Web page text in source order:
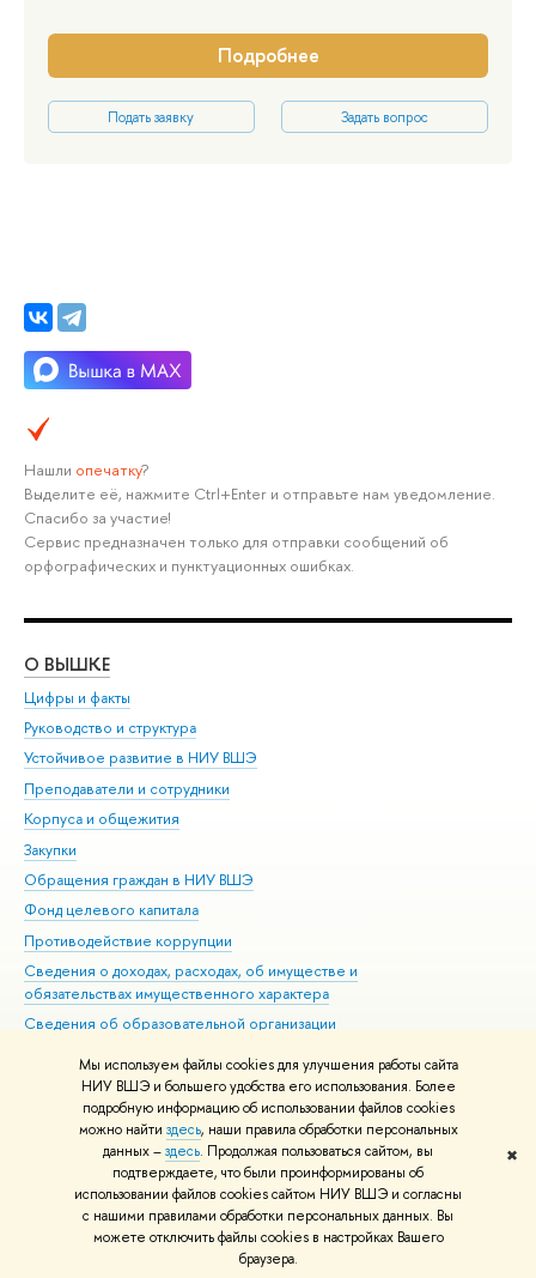
Мы используем файлы cookies для улучшения работы сайта
НИУ ВШЭ и большего удобства его использования. Более
подробную информацию об использовании файлов cookies
можно найти здесь, наши правила обработки персональных
данных –здесь. Продолжая пользоваться сайтом, вы
подтверждаете, что были проинформированы об
использовании файлов cookies сайтом НИУ ВШЭ и согласны
с нашими правилами обработки персональных данных. Вы
можете отключить файлы cookies в настройках Вашего
браузера.
✖
Подробнее
Подать заявку Задать вопрос
Нашли опечатку?
Выделите её, нажмите Ctrl+Enter и отправьте нам уведомление.
Спасибо за участие!
Сервис предназначен только для отправки сообщений об
орфографических и пунктуационных ошибках.
О ВЫШКЕ
Цифры и факты
Руководство и структура
Устойчивое развитие в НИУ ВШЭ
Преподаватели и сотрудники
Корпуса и общежития
Закупки
Обращения граждан в НИУ ВШЭ
Фонд целевого капитала
Противодействие коррупции
Сведения о доходах, расходах, об имуществе и
обязательствах имущественного характера
Сведения об образовательной организации
Людям с ограниченными возможностями здоровья
Единая платежная страница
Работа в Вышке
© НИУ ВШЭ 1993–2026 Адреса и контакты Условия использования
материалов Политика конфиденциальности Карта сайта
Шрифты HSE Sans и HSE Slab разработаны вШколе дизайна НИУ ВШЭ